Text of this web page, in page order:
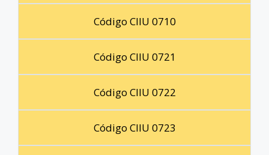
Código CIIU 0710
Código CIIU 0721
Código CIIU 0722
Código CIIU 0723